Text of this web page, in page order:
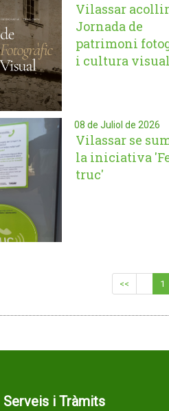
Vilassar
Jornada de
patrimoni
i cultura visual
08 de Juliol de 2026
Vilassar se
la iniciativa
truc'
<< 1
Serveis i Tràmits